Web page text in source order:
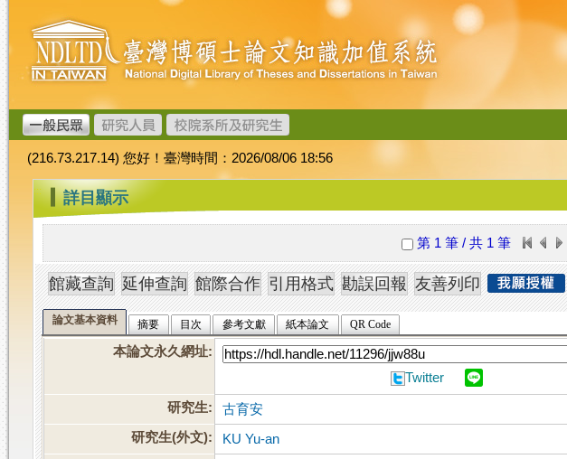
跳
到
主
要
內
容
臺
灣
博
碩
士
論
文
加
值
系
統
(216.73.217.14) 您好！臺灣時間：2026/08/06 18:56
::: 詳目顯示
第 1 筆 / 共 1 筆
論文基本資料 摘要 目次 參考文獻 紙本論文 QR Code
本論文永久網址:
Twitter
研究生:
古育安
研究生(外文):
KU Yu-an